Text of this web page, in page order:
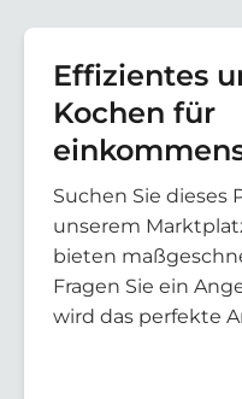
Effizientes
Kochen für
Haushalte
George
Suchen Sie dieses
unserem
bieten
Fragen Sie ein
wird das perfekte